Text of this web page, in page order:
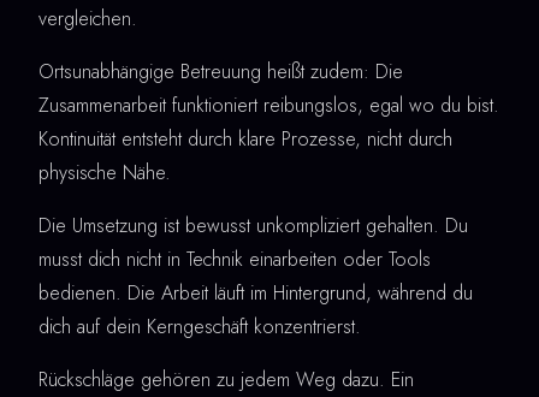
vergleichen.
Ortsunabhängige Betreuung heißt zudem: Die
Zusammenarbeit funktioniert reibungslos, egal wo du bist.
Kontinuität entsteht durch klare Prozesse, nicht durch
physische Nähe.
Die Umsetzung ist bewusst unkompliziert gehalten. Du
musst dich nicht in Technik einarbeiten oder Tools
bedienen. Die Arbeit läuft im Hintergrund, während du
dich auf dein Kerngeschäft konzentrierst.
Rückschläge gehören zu jedem Weg dazu. Ein